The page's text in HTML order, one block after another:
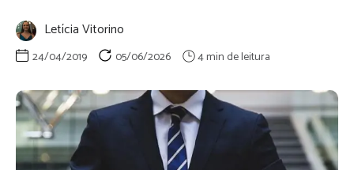
Letícia Vitorino
24/04/2019 05/06/2026